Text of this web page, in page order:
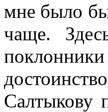
мне было
чаще.
Салтыкову